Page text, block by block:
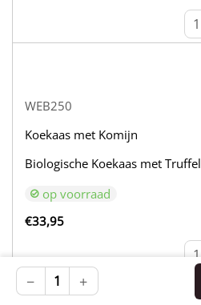
+
−
WEB250
Koekaas met Komijn
Biologische Koekaas met Truffel
op voorraad
€33,95